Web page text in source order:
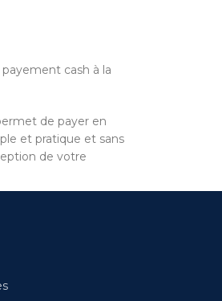
cash à la
de payer en
et pratique et sans
de votre